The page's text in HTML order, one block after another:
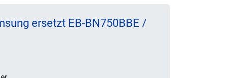
ersetzt EB-BN750BBE /